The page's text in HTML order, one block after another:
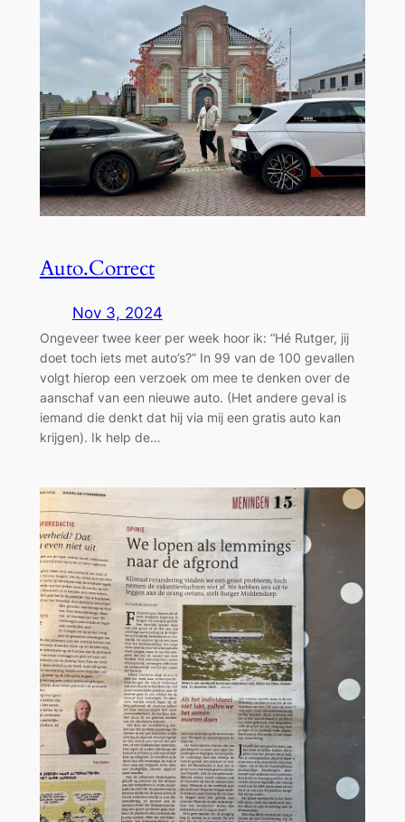
Auto.Correct
Nov 3, 2024
Ongeveer twee keer per week hoor ik: “Hé Rutger, jij
doet toch iets met auto’s?” In 99 van de 100 gevallen
volgt hierop een verzoek om mee te denken over de
aanschaf van een nieuwe auto. (Het andere geval is
iemand die denkt dat hij via mij een gratis auto kan
krijgen). Ik help de…